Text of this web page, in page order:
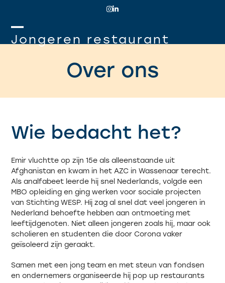
content
Instagram
LinkedIn
Jongeren restaurant
Open
Close
Over ons
Wie bedacht het?
Emir vluchtte op zijn 15e als alleenstaande uit
Afghanistan en kwam in het AZC in Wassenaar terecht.
Als analfabeet leerde hij snel Nederlands, volgde een
MBO opleiding en ging werken voor sociale projecten
van Stichting WESP. Hij zag al snel dat veel jongeren in
Nederland behoefte hebben aan ontmoeting met
leeftijdgenoten. Niet alleen jongeren zoals hij, maar ook
scholieren en studenten die door Corona vaker
geïsoleerd zijn geraakt.
Samen met een jong team en met steun van fondsen
en ondernemers organiseerde hij pop up restaurants